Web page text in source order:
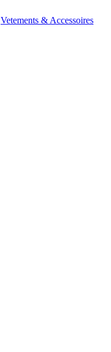
Vetements & Accessoires